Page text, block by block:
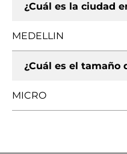
¿Cuál es la ciudad
MEDELLIN
¿Cuál es el tamaño
MICRO